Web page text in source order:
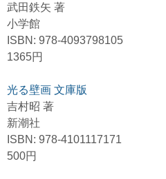
武田鉄矢 著
小学館
ISBN: 978-4093798105
1365円
光る壁画 文庫版
吉村昭 著
新潮社
ISBN: 978-4101117171
500円